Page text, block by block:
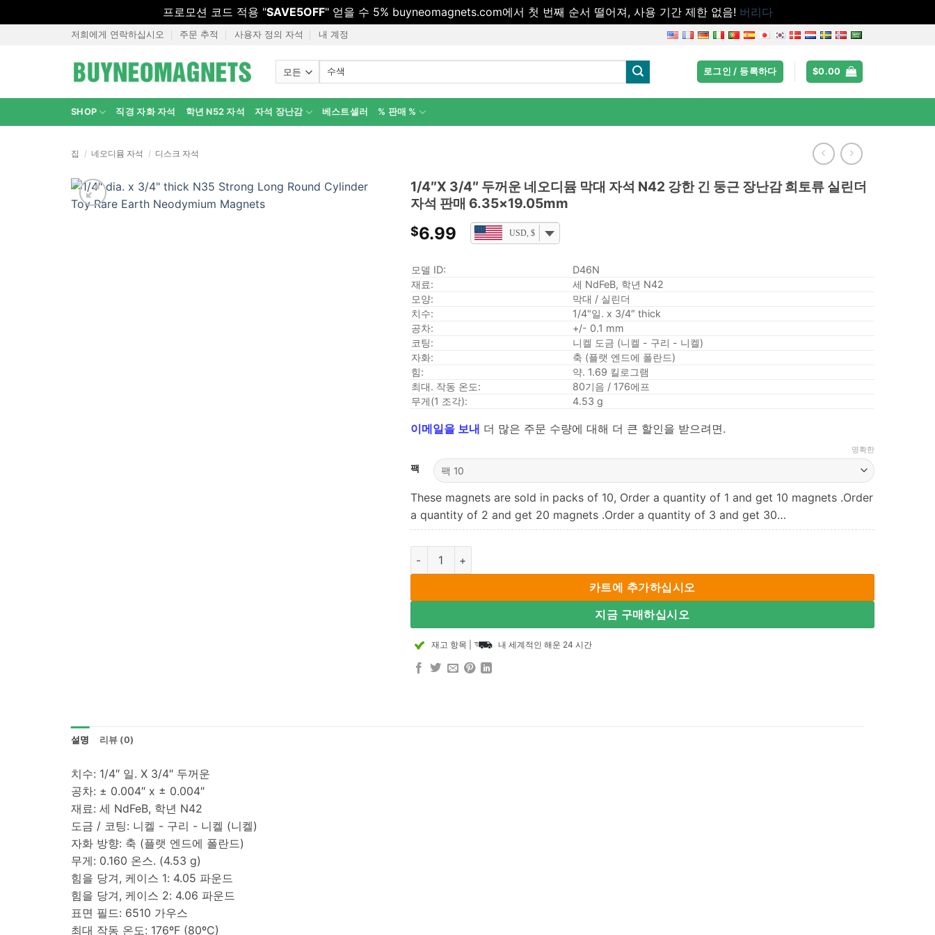
프로모션 코드 적용 "SAVE5OFF" 얻을 수 5% buyneomagnets.com에서 첫 번째 순서 떨어져, 사용 기간 제한 없음! 버리다
건
저희에게 연락하십시오 주문 추적 사용자 정의 자석 내 계정
로그인 / 등록하다 $0.00
SHOP 직경 자화 자석 학년 N52 자석 자석 장난감 베스트셀러 % 판매 %
집 / 네오디뮴 자석 / 디스크 자석
1/4″X 3/4″ 두꺼운 네오디뮴 막대 자석 N42 강한 긴 둥근 장난감 희토류 실린더
자석 판매 6.35×19.05mm
$6.99 USD, $
모델 ID:
D46N
재료:
세 NdFeB, 학년 N42
모양:
막대 / 실린더
치수:
1/4"일. x 3/4″ thick
공차:
+/- 0.1 mm
코팅:
니켈 도금 (니켈 - 구리 - 니켈)
자화:
축 (플랫 엔드에 폴란드)
힘:
약. 1.69 킬로그램
최대. 작동 온도:
80기음 / 176에프
무게(1 조각):
4.53 g
이메일을 보내 더 많은 주문 수량에 대해 더 큰 할인을 받으려면.
팩
명확한
These magnets are sold in packs of 10, Order a quantity of 1 and get 10 magnets .Order
a quantity of 2 and get 20 magnets .Order a quantity of 3 and get 30…
"x 3/4
카트에 추가하십시오
지금 구매하십시오
재고 항목 내 세계적인 해운 24 시간
설명 리뷰 (0)
치수: 1/4″ 일. X 3/4″ 두꺼운
공차: ± 0.004″ x ± 0.004″
재료: 세 NdFeB, 학년 N42
도금 / 코팅: 니켈 - 구리 - 니켈 (니켈)
자화 방향: 축 (플랫 엔드에 폴란드)
무게: 0.160 온스. (4.53 g)
힘을 당겨, 케이스 1: 4.05 파운드
힘을 당겨, 케이스 2: 4.06 파운드
표면 필드: 6510 가우스
최대 작동 온도: 176ºF (80ºC)